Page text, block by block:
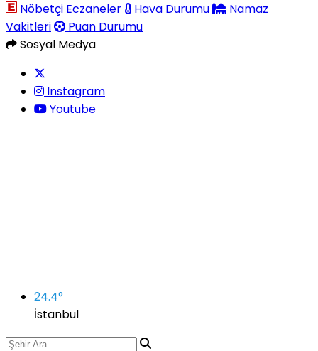
Nöbetçi Eczaneler
Hava Durumu
Namaz
Vakitleri
Puan Durumu
Sosyal Medya
Instagram
Youtube
24.4°
İstanbul